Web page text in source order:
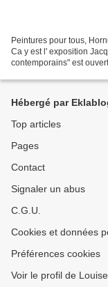
Peintures pour tous,
Ca y est l' exposition
contemporains" est
Hébergé par
Top articles
Pages
Contact
Signaler un abus
C.G.U.
Cookies et données
Préférences cookies
Voir le profil de